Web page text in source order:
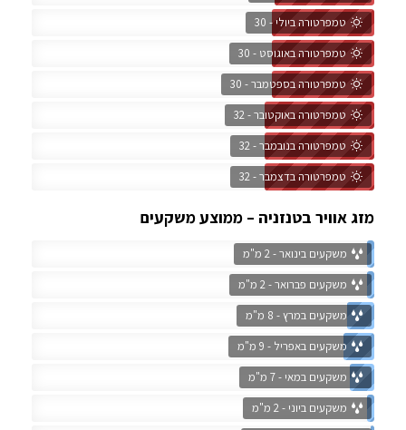
טמפרטורה ביולי - 30
טמפרטורה באוגוסט - 30
טמפרטורה בספטמבר - 30
טמפרטורה באוקטובר - 32
טמפרטורה בנובמבר - 32
טמפרטורה בדצמבר - 32
מזג אוויר בטנזניה – ממוצע משקעים
משקעים בינואר - 2 מ"מ
משקעים פברואר - 2 מ"מ
משקעים במרץ - 8 מ"מ
משקעים באפריל - 9 מ"מ
משקעים במאי - 7 מ"מ
משקעים ביוני - 2 מ"מ